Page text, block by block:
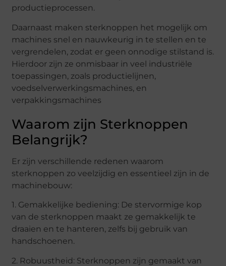
productieprocessen.
Daarnaast maken sterknoppen het mogelijk om
machines snel en nauwkeurig in te stellen en te
vergrendelen, zodat er geen onnodige stilstand is.
Hierdoor zijn ze onmisbaar in veel industriële
toepassingen, zoals productielijnen,
voedselverwerkingsmachines, en
verpakkingsmachines
Waarom zijn Sterknoppen
Belangrijk?
Er zijn verschillende redenen waarom
sterknoppen zo veelzijdig en essentieel zijn in de
machinebouw:
1. Gemakkelijke bediening: De stervormige kop
van de sterknoppen maakt ze gemakkelijk te
draaien en te hanteren, zelfs bij gebruik van
handschoenen.
2. Robuustheid: Sterknoppen zijn gemaakt van